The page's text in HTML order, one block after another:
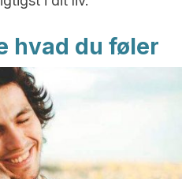
hvad du føler